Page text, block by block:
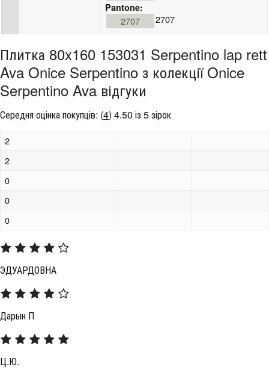
Pantone:
2707 2707
Плитка 80x160 153031 Serpentino lap rett
Ava Onice Serpentino з колекції Onice
Serpentino Ava відгуки
Середня оцінка покупців: (4) 4.50 із 5 зірок
2
2
0
0
0
ЭДУАРДОВНА
Дарын П
Ц.Ю.